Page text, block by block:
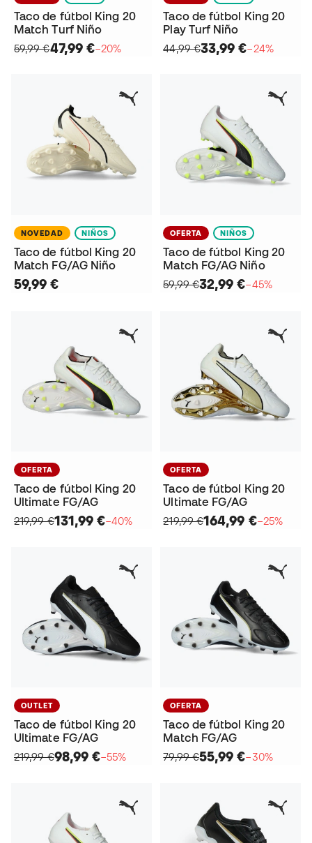
Taco de fútbol King 20
Match Turf Niño
59,99 €47,99 €−20%
Taco de fútbol King 20
Play Turf Niño
44,99 €33,99 €−24%
NOVEDAD NIÑOS
Taco de fútbol King 20
Match FG/AG Niño
59,99 €
OFERTA NIÑOS
Taco de fútbol King 20
Match FG/AG Niño
59,99 €32,99 €−45%
OFERTA
Taco de fútbol King 20
Ultimate FG/AG
219,99 €131,99 €−40%
OFERTA
Taco de fútbol King 20
Ultimate FG/AG
219,99 €164,99 €−25%
OUTLET
Taco de fútbol King 20
Ultimate FG/AG
219,99 €98,99 €−55%
OFERTA
Taco de fútbol King 20
Match FG/AG
79,99 €55,99 €−30%